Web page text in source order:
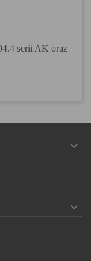
serii AK oraz

